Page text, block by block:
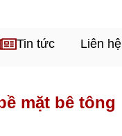
Tin tức Liên hệ
mặt bê tông